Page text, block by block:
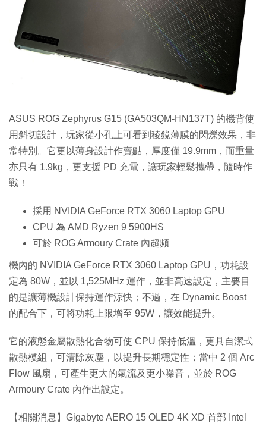
Enterprise Digital Transformation
特集
ASUS ROG Zephyrus G15 (GA503QM-HN137T) 的機背使
用斜切設計，玩家從小孔上可看到稜鏡薄膜的閃爍效果，非
常特別。它更以薄身設計作賣點，厚度僅 19.9mm，而重量
亦只有 1.9kg，更支援 PD 充電，讓玩家輕鬆攜帶，隨時作
戰！
採用 NVIDIA GeForce RTX 3060 Laptop GPU
CPU 為 AMD Ryzen 9 5900HS
可於 ROG Armoury Crate 內超頻
機內的 NVIDIA GeForce RTX 3060 Laptop GPU，功耗設
定為 80W，並以 1,525MHz 運作，並非高速設定，主要目
的是讓薄機設計保持運作涼快；不過，在 Dynamic Boost
的配合下，可將功耗上限增至 95W，讓效能提升。
它的液態金屬散熱化合物可使 CPU 保持低溫，更具自潔式
散熱模組，可清除灰塵，以提升長期穩定性；當中 2 個 Arc
Flow 風扇，可產生更大的氣流及更小噪音，並於 ROG
Armoury Crate 內作出設定。
【相關消息】Gigabyte AERO 15 OLED 4K XD 首部 Intel